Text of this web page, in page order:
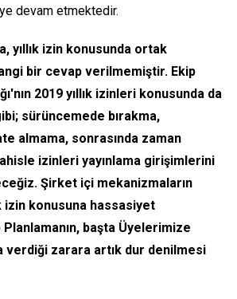
devam etmektedir.
yıllık izin konusunda ortak
bir cevap verilmemiştir. Ekip
2019 yıllık izinleri konusunda da
sürüncemede bırakma,
almama, sonrasında zaman
izinleri yayınlama girişimlerini
Şirket içi mekanizmaların
izin konusuna hassasiyet
başta Üyelerimize
verdiği zarara artık dur denilmesi